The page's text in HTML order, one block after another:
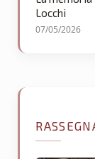
Locchi
07/05/2026